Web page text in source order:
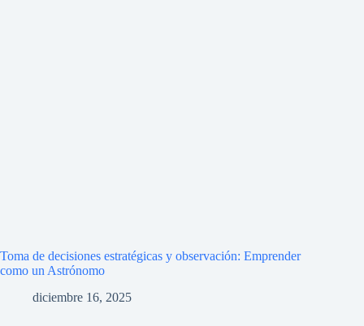
Toma de decisiones estratégicas y observación: Emprender
como un Astrónomo
diciembre 16, 2025